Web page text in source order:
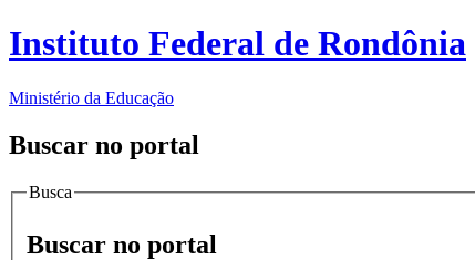
Instituto Federal de Rondônia
Ministério da Educação
Buscar no portal
Busca
Buscar no portal